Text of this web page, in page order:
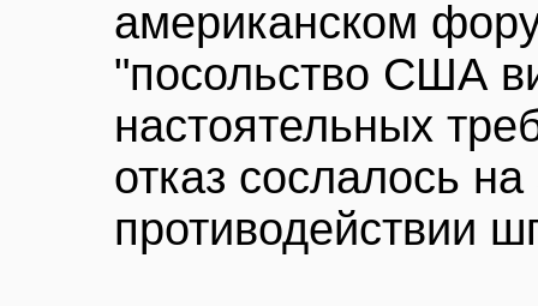
американском
"посольство США
настоятельных
отказ сослалось на
противодействии